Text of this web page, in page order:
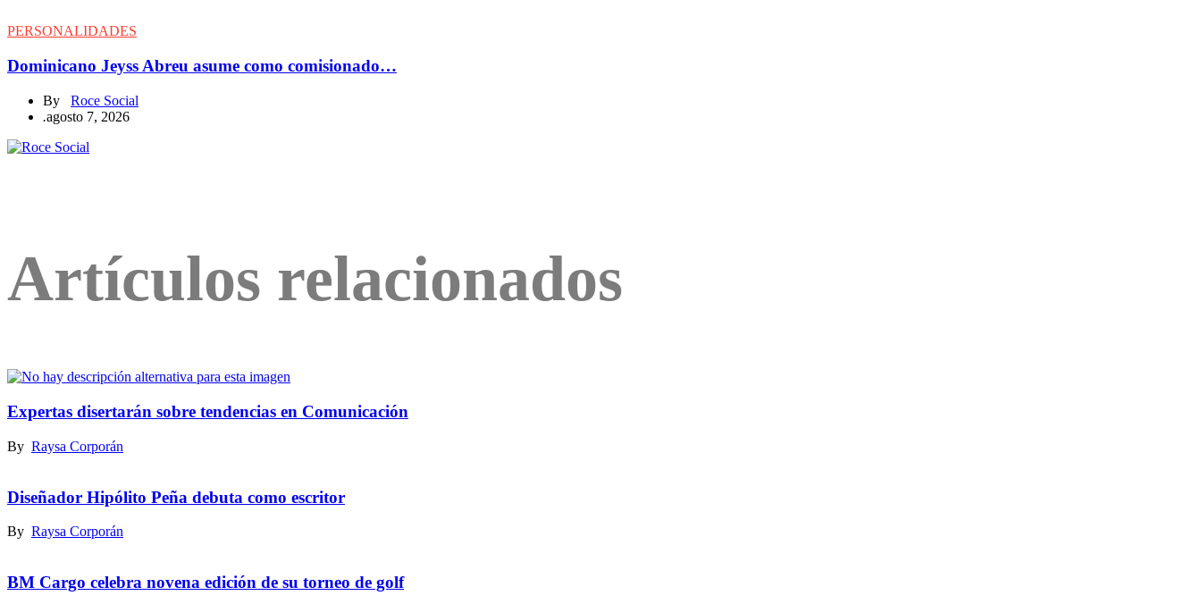
PERSONALIDADES
Dominicano Jeyss Abreu asume como comisionado…
By Roce Social
.agosto 7, 2026
Artículos relacionados
Expertas disertarán sobre tendencias en Comunicación
By Raysa Corporán
Diseñador Hipólito Peña debuta como escritor
By Raysa Corporán
BM Cargo celebra novena edición de su torneo de golf